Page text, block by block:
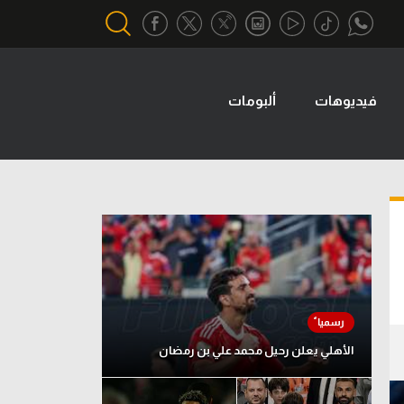
تحقيق في الجول
تقرير في الجول
تحليل في الجول
حكايات في الجول
كويز في الجول
فيديو في الجول
فيديوهات ألبومات
الأهلي يعلن رحيل محمد علي بن رمضان